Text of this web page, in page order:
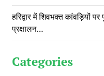
हरिद्वार में शिवभक्त कांवड़ियों
प्रक्षालन…
Categories